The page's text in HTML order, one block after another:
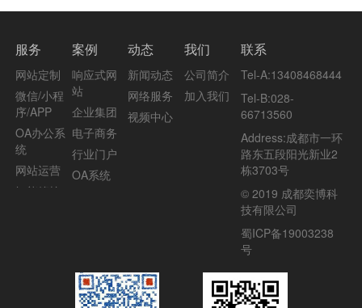
服务
网站定制
微信/小程
序/APP
OA办公系
统
网站运营
智能管控
案例
响应式网
站
企业集团
电子商务
行业门户
OA系统
旅游摄影
汽车房产
动态
新闻动态
网络服务
视频中心
我们
公司简介
加入我们
联系
Tel-A:13408468444
Tel-B:028-
66713560
Address:成都市一环
路东五段阳光新业2
栋3703号
© 2019 成都奕博科
技有限公司
蜀ICP备19003238
号